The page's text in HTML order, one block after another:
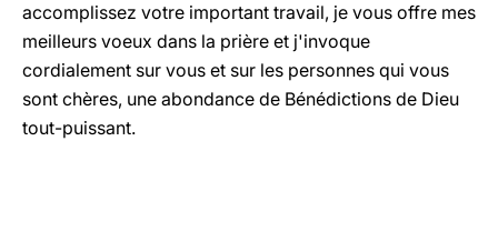
accomplissez votre important travail, je vous offre mes
meilleurs voeux dans la prière et j'invoque
cordialement sur vous et sur les personnes qui vous
sont chères, une abondance de Bénédictions de Dieu
tout-puissant.